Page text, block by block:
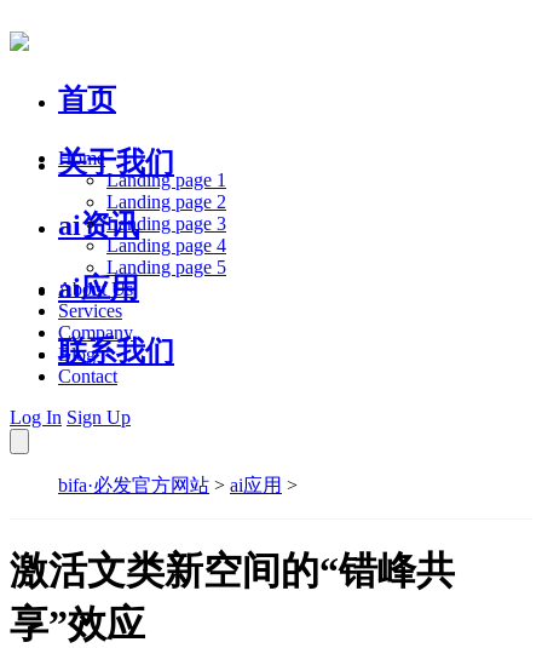
首页
关于我们
ai资讯
ai应用
联系我们
Home
Landing page 1
Landing page 2
Landing page 3
Landing page 4
Landing page 5
About Us
Services
Company
Blog
Contact
Log In Sign Up
bifa·必发官方网站 > ai应用 >
激活文类新空间的“错峰共
享”效应